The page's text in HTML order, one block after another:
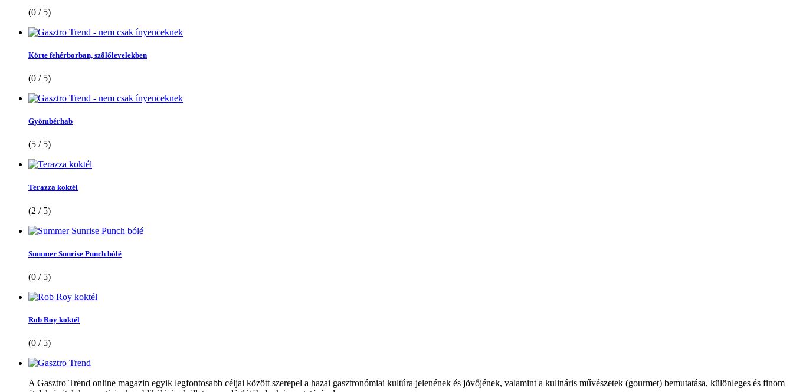
(0 / 5)
Körte fehérborban, szőlőlevelekben
(0 / 5)
Gyömbérhab
(5 / 5)
Terazza koktél
(2 / 5)
Summer Sunrise Punch bólé
(0 / 5)
Rob Roy koktél
(0 / 5)
A Gasztro Trend online magazin egyik legfontosabb céljai között szerepel a hazai gasztronómiai kultúra jelenének és jövőjének, valamint a kulináris művészetek (gourmet) bemutatása, különleges és finom